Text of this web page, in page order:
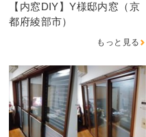
【内窓DIY】Y様邸内窓（京
都府綾部市）
もっと見る